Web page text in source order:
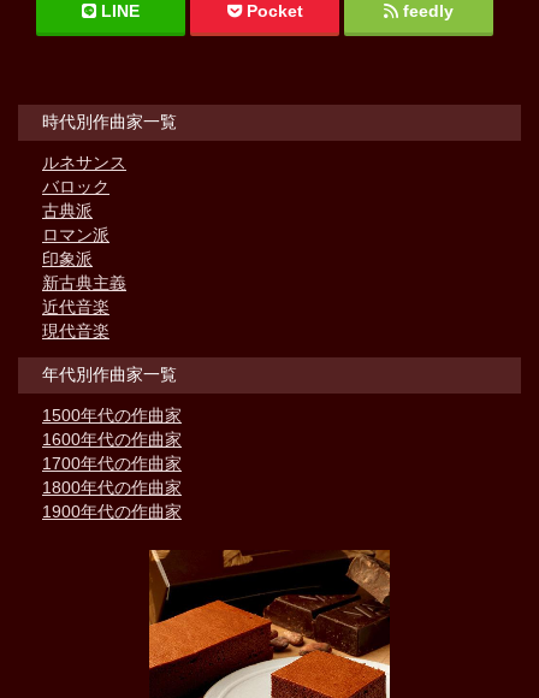
LINE Pocket feedly
時代別作曲家一覧
ルネサンス
バロック
古典派
ロマン派
印象派
新古典主義
近代音楽
現代音楽
年代別作曲家一覧
1500年代の作曲家
1600年代の作曲家
1700年代の作曲家
1800年代の作曲家
1900年代の作曲家